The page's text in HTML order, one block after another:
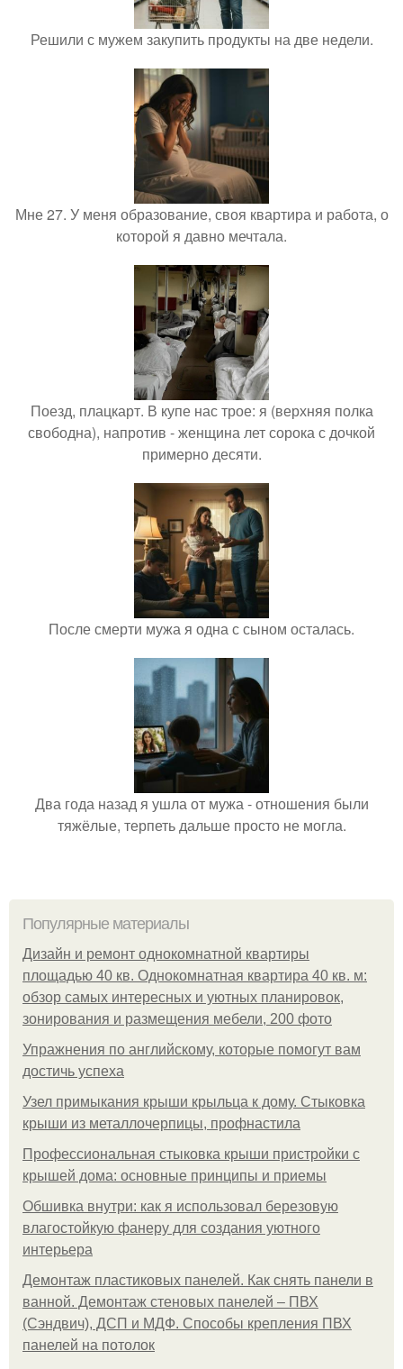
Решили с мужем закупить продукты на две недели.
Мне 27. У меня образование, своя квартира и работа, о
которой я давно мечтала.
Поезд, плацкарт. В купе нас трое: я (верхняя полка
свободна), напротив - женщина лет сорока с дочкой
примерно десяти.
После смерти мужа я одна с сыном осталась.
Два года назад я ушла от мужа - отношения были
тяжёлые, терпеть дальше просто не могла.
Популярные материалы
Дизайн и ремонт однокомнатной квартиры
площадью 40 кв. Однокомнатная квартира 40 кв. м:
обзор самых интересных и уютных планировок,
зонирования и размещения мебели, 200 фото
Упражнения по английскому, которые помогут вам
достичь успеха
Узел примыкания крыши крыльца к дому. Стыковка
крыши из металлочерпицы, профнастила
Профессиональная стыковка крыши пристройки с
крышей дома: основные принципы и приемы
Обшивка внутри: как я использовал березовую
влагостойкую фанеру для создания уютного
интерьера
Демонтаж пластиковых панелей. Как снять панели в
ванной. Демонтаж стеновых панелей – ПВХ
(Сэндвич), ДСП и МДФ. Способы крепления ПВХ
панелей на потолок